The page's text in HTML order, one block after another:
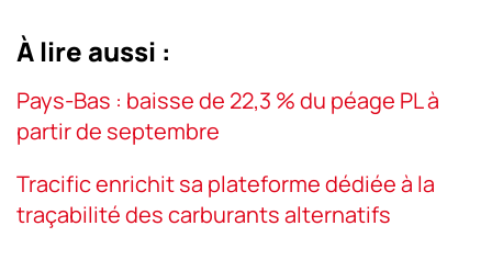
À lire aussi :
Pays-Bas : baisse de 22,3 % du péage PL à
partir de septembre
Tracific enrichit sa plateforme dédiée à la
traçabilité des carburants alternatifs